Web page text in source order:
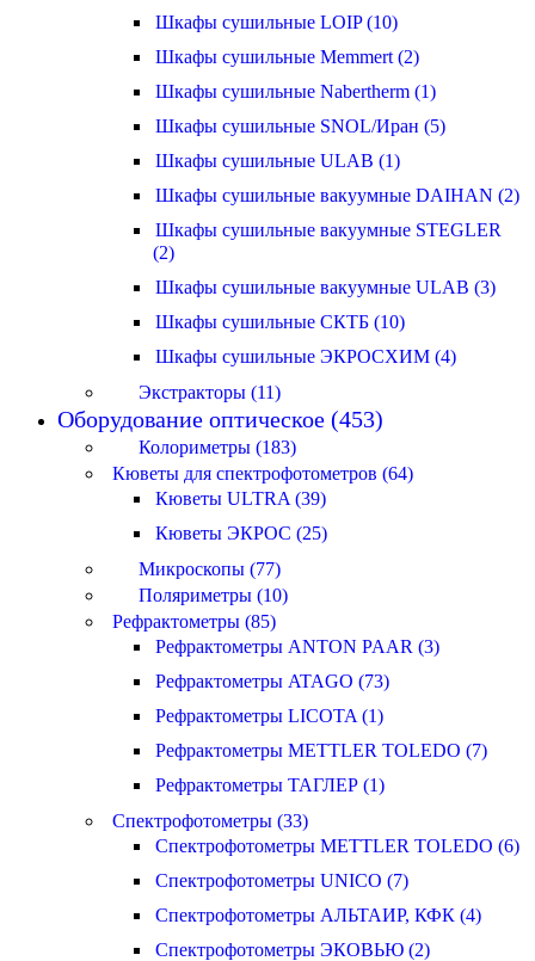
Шкафы сушильные LOIP (10)
Шкафы сушильные Memmert (2)
Шкафы сушильные Nabertherm (1)
Шкафы сушильные SNOL/Иран (5)
Шкафы сушильные ULAB (1)
Шкафы сушильные вакуумные DAIHAN (2)
Шкафы сушильные вакуумные STEGLER
(2)
Шкафы сушильные вакуумные ULAB (3)
Шкафы сушильные СКТБ (10)
Шкафы сушильные ЭКРОСХИМ (4)
Экстракторы (11)
Оборудование оптическое (453)
Колориметры (183)
Кюветы для спектрофотометров (64)
Кюветы ULTRA (39)
Кюветы ЭКРОС (25)
Микроскопы (77)
Поляриметры (10)
Рефрактометры (85)
Рефрактометры ANTON PAAR (3)
Рефрактометры ATAGO (73)
Рефрактометры LICOTA (1)
Рефрактометры METTLER TOLEDO (7)
Рефрактометры ТАГЛЕР (1)
Спектрофотометры (33)
Спектрофотометры METTLER TOLEDO (6)
Спектрофотометры UNICO (7)
Спектрофотометры АЛЬТАИР, КФК (4)
Спектрофотометры ЭКОВЬЮ (2)